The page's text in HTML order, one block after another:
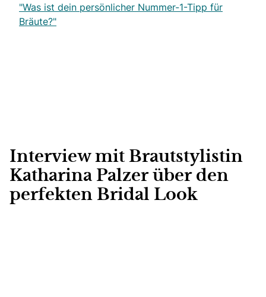
"Was ist dein persönlicher Nummer-1-Tipp für
Bräute?"
Interview mit Brautstylistin
Katharina Palzer über den
perfekten Bridal Look